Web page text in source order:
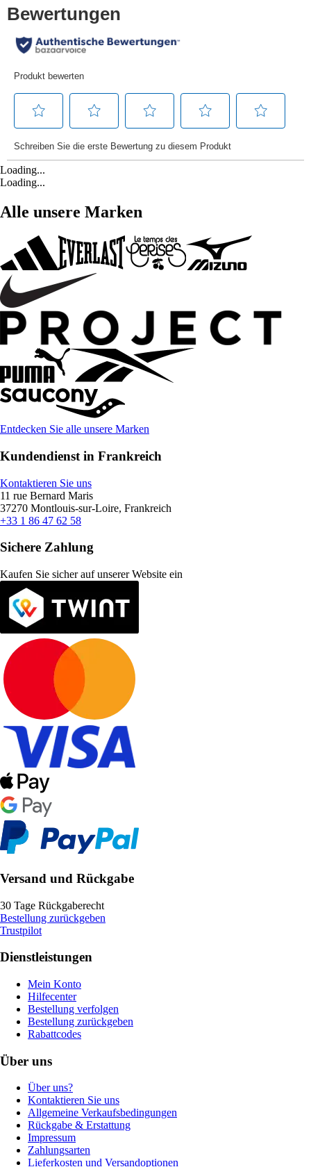
Loading...
Loading...
Alle unsere Marken
Entdecken Sie alle unsere Marken
Kundendienst in Frankreich
Kontaktieren Sie uns
11 rue Bernard Maris
37270 Montlouis-sur-Loire, Frankreich
+33 1 86 47 62 58
Sichere Zahlung
Kaufen Sie sicher auf unserer Website ein
Versand und Rückgabe
30 Tage Rückgaberecht
Bestellung zurückgeben
Trustpilot
Dienstleistungen
Mein Konto
Hilfecenter
Bestellung verfolgen
Bestellung zurückgeben
Rabattcodes
Über uns
Über uns?
Kontaktieren Sie uns
Allgemeine Verkaufsbedingungen
Rückgabe & Erstattung
Impressum
Zahlungsarten
Lieferkosten und Versandoptionen